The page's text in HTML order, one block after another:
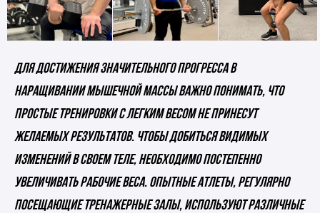
Для достижения значительного прогресса в
наращивании мышечной массы важно понимать, что
простые тренировки с легким весом не принесут
желаемых результатов. Чтобы добиться видимых
изменений в своем теле, необходимо постепенно
увеличивать рабочие веса. Опытные атлеты, регулярно
посещающие тренажерные залы, используют различные